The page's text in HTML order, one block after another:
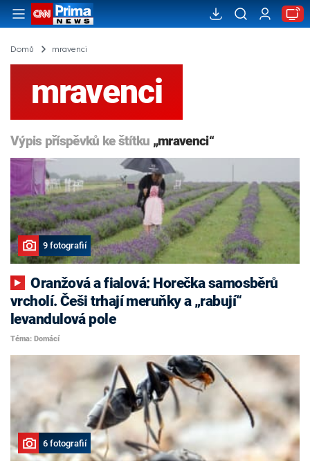
Domů mravenci
mravenci
Výpis příspěvků ke štítku „mravenci“
9 fotografií
Oranžová a fialová: Horečka samosběrů
vrcholí. Češi trhají meruňky a „rabují“
levandulová pole
Téma: Domácí
6 fotografií